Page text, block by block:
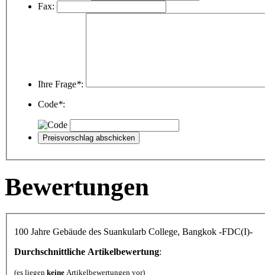
Fax:
Ihre Frage*:
Code*:
Bewertungen
100 Jahre Gebäude des Suankularb College, Bangkok -FDC(I)-
Durchschnittliche Artikelbewertung:
(es liegen keine Artikelbewertungen vor)